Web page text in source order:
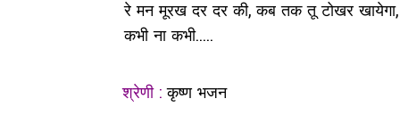
रे मन मूरख दर दर की, कब तक तू टोखर खायेगा,
कभी ना कभी.....
श्रेणी :कृष्ण भजन